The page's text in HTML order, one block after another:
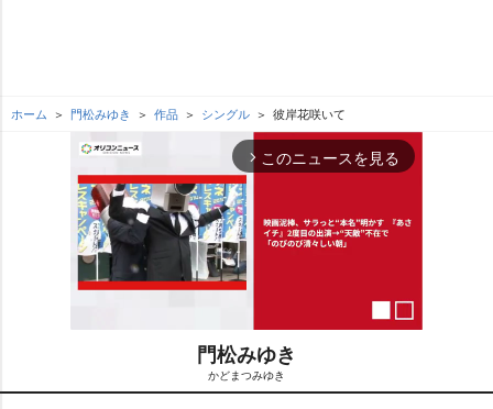
ホーム 門松みゆき 作品 シングル 彼岸花咲いて
arrow_forward_ios このニュースを見る
M
門松みゆき
かどまつみゆき